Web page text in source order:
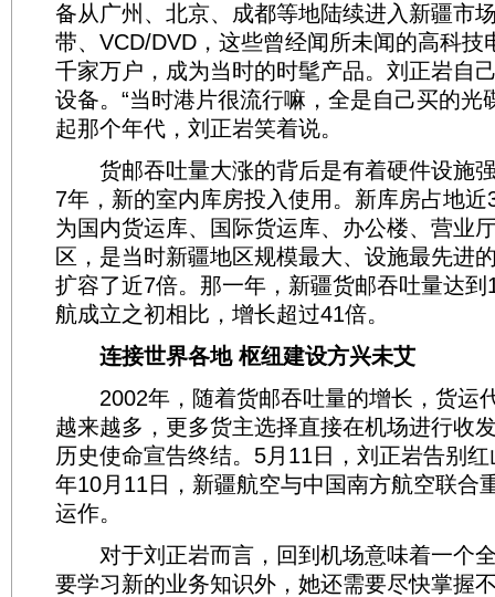
备从广州、北京、成都等地陆续进入新疆市
带、VCD/DVD，这些曾经闻所未闻的高科技
千家万户，成为当时的时髦产品。刘正岩自
设备。“当时港片很流行嘛，全是自己买的光
起那个年代，刘正岩笑着说。
货邮吞吐量大涨的背后是有着硬件设施
7年，新的室内库房投入使用。新库房占地
为国内货运库、国际货运库、办公楼、营业
区，是当时新疆地区规模最大、设施最先进
扩容了近7倍。那一年，新疆货邮吞吐量达
航成立之初相比，增长超过41倍。
连接世界各地 枢纽建设方兴未艾
2002年，随着货邮吞吐量的增长，货运
越来越多，更多货主选择直接在机场进行收
历史使命宣告终结。5月11日，刘正岩告别
年10月11日，新疆航空与中国南方航空联合
运作。
对于刘正岩而言，回到机场意味着一个
要学习新的业务知识外，她还需要尽快掌握